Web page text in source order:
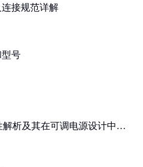
接规范详解
号
解析及其在可调电源设计中的